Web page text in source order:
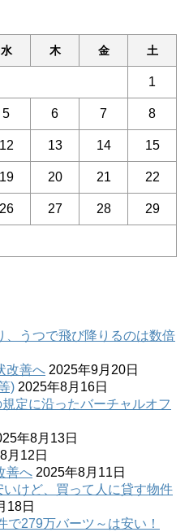
水 木 金 土
1
5 6 7 8
12 13 14 15
19 20 21 22
26 27 28 29
、うつで飛び降りるのは数倍
改善へ 2025年9月20日
) 2025年8月16日
定に沿ったバーチャルオフ
年8月13日
月12日
善へ 2025年8月11日
けど、買って人に貸す物件
18日
で279万バーツ～は安い！